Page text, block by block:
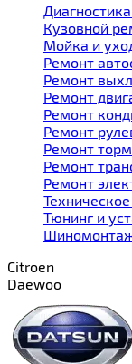
Кузовной
Мойка и
Ремонт
Ремонт
Ремонт
Ремонт
Ремонт
Ремонт
Ремонт
Ремонт
Тюнинг и
Citroen
Daewoo